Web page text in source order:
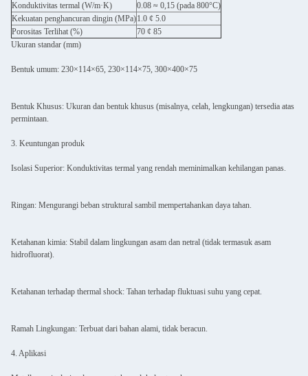
Konduktivitas termal (W/m·K)
0.08 ≈ 0,15 (pada 800°C)
Kekuatan penghancuran dingin (MPa)1.0 ¢ 5.0
Porositas Terlihat (%)
70 ¢ 85
Ukuran standar (mm)
Bentuk umum: 230×114×65, 230×114×75, 300×400×75
Bentuk Khusus: Ukuran dan bentuk khusus (misalnya, celah, lengkungan) tersedia atas
permintaan.
3. Keuntungan produk
Isolasi Superior: Konduktivitas termal yang rendah meminimalkan kehilangan panas.
Ringan: Mengurangi beban struktural sambil mempertahankan daya tahan.
Ketahanan kimia: Stabil dalam lingkungan asam dan netral (tidak termasuk asam
hidrofluorat).
Ketahanan terhadap thermal shock: Tahan terhadap fluktuasi suhu yang cepat.
Ramah Lingkungan: Terbuat dari bahan alami, tidak beracun.
4. Aplikasi